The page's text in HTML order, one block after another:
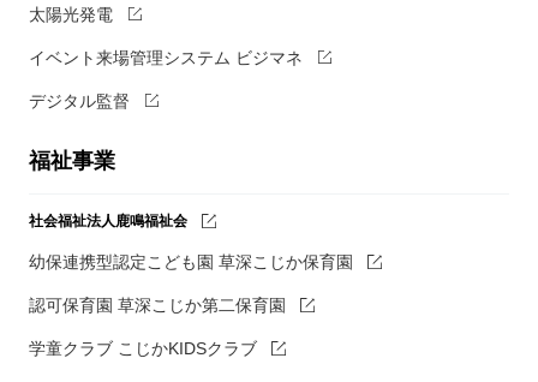
太陽光発電
イベント来場管理システム ビジマネ
デジタル監督
福祉事業
社会福祉法人鹿鳴福祉会
幼保連携型認定こども園 草深こじか保育園
認可保育園 草深こじか第二保育園
学童クラブ こじかKIDSクラブ